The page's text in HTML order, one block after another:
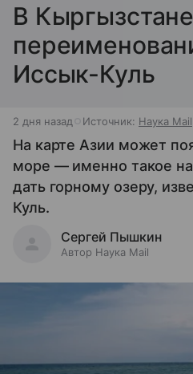
В
Иссык-Куль
2 дня назад Источник: Наука Mail
На карте Азии может
море — именно такое
дать горному озеру,
Куль.
Сергей Пышкин
Автор Наука Mail